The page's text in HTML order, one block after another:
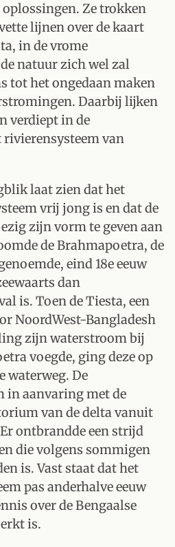
Ze trokken
lijnen over de kaart
in de vrome
natuur zich wel zal
tot het ongedaan maken
Daarbij lijken
verdiept in de
rivierensysteem van
laat zien dat het
vrij jong is en dat de
zijn vorm te geven aan
de Brahmapoetra, de
eind 18e eeuw
dan
is. Toen de Tiesta, een
NoordWest-Bangladesh
zijn waterstroom bij
voegde, ging deze op
waterweg. De
in aanvaring met de
van de delta vanuit
ontbrandde een strijd
die volgens sommigen
is. Vast staat dat het
pas anderhalve eeuw
over de Bengaalse
is.